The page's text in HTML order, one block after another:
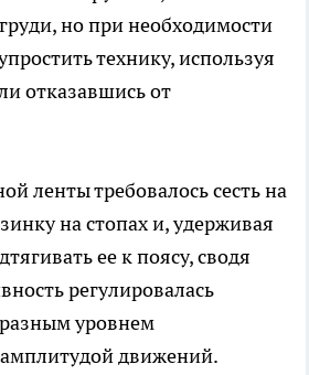
но при необходимости
технику, используя
отказавшись от
ленты требовалось сесть на
на стопах и, удерживая
ее к поясу, сводя
регулировалась
уровнем
движений.